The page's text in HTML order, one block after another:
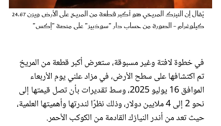
يُقال إن النيزك المريخي هو أكبر قطعة من المريخ على الأرض ويزن 24.67
كيلوغرام - الصورة من حساب دار "سوذبيز" على منصة "إكس"
في خطوة لافتة وغير مسبوقة، ستعرض أكبر قطعة من المريخ
تم اكتشافها على سطح الأرض، في مزاد علني يوم الأربعاء
الموافق 16 يوليو 2025، وسط تقديرات بأن تصل قيمتها إلى
نحو 2 إلى 4 ملايين دولار، وذلك نظرًا لندرتها وأهميتها العلمية،
حيث تعد من أندر النيازك القادمة من الكوكب الأحمر.